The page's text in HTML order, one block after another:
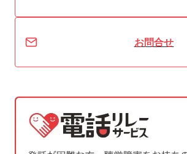
お問合せ